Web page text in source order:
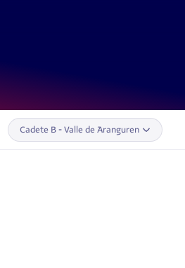
Cadete B - Valle de Aranguren